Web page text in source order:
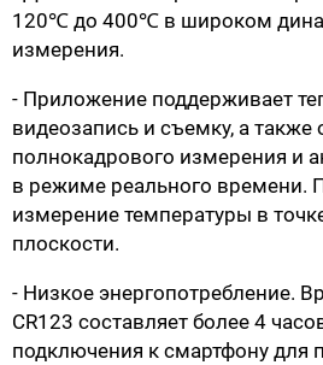
120℃ до 400℃ в широком
измерения.
- Приложение поддерживает
видеозапись и съемку, а также
полнокадрового измерения и
в режиме реального времени.
измерение температуры в
плоскости.
- Низкое энергопотребление.
CR123 составляет более 4
подключения к смартфону для